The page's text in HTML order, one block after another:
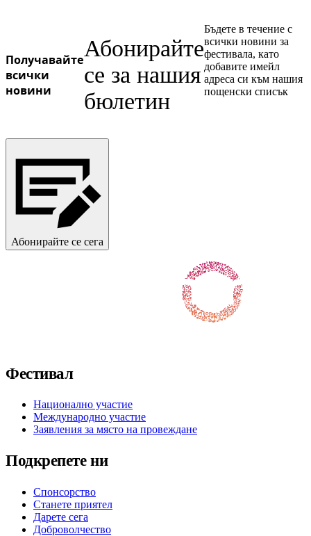
Получавайте
всички
новини
Абонирайте
се за нашия
бюлетин
Бъдете в течение с
всички новини за
фестивала, като
добавите имейл
адреса си към нашия
пощенски списък
Абонирайте се сега
Фестивал
Национално участие
Международно участие
Заявления за място на провеждане
Подкрепете ни
Спонсорство
Станете приятел
Дарете сега
Доброволчество